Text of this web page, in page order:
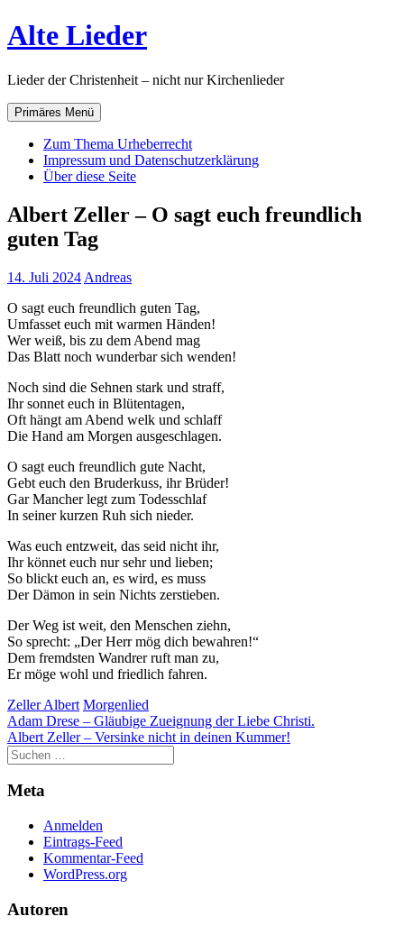
Zum
Inhalt
Alte Lieder
Lieder der Christenheit – nicht nur Kirchenlieder
Primäres Menü
Zum Thema Urheberrecht
Impressum und Datenschutzerklärung
Über diese Seite
Albert Zeller – O sagt euch freundlich
guten Tag
14. Juli 2024 Andreas
O sagt euch freundlich guten Tag,
Umfasset euch mit warmen Händen!
Wer weiß, bis zu dem Abend mag
Das Blatt noch wunderbar sich wenden!
Noch sind die Sehnen stark und straff,
Ihr sonnet euch in Blütentagen,
Oft hängt am Abend welk und schlaff
Die Hand am Morgen ausgeschlagen.
O sagt euch freundlich gute Nacht,
Gebt euch den Bruderkuss, ihr Brüder!
Gar Mancher legt zum Todesschlaf
In seiner kurzen Ruh sich nieder.
Was euch entzweit, das seid nicht ihr,
Ihr könnet euch nur sehr und lieben;
So blickt euch an, es wird, es muss
Der Dämon in sein Nichts zerstieben.
Der Weg ist weit, den Menschen ziehn,
So sprecht: „Der Herr mög dich bewahren!“
Dem fremdsten Wandrer ruft man zu,
Er möge wohl und friedlich fahren.
Zeller Albert Morgenlied
Beitragsnavigation
Adam Drese – Gläubige Zueignung der Liebe Christi.
Albert Zeller – Versinke nicht in deinen Kummer!
Meta
Anmelden
Eintrags-Feed
Kommentar-Feed
WordPress.org
Autoren